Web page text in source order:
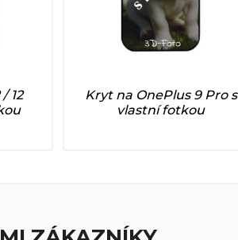
12
Kryt na OnePlus 9 Pro s
vlastní fotkou